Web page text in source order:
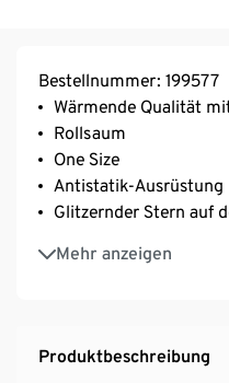
Bestellnummer: 199577
Wärmende Qualität
Rollsaum
One Size
Antistatik-Ausrüstung
Glitzernder Stern auf
Mehr anzeigen
Mit Elasthan:
Tragekomfort
Produktbeschreibung